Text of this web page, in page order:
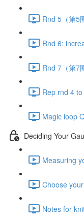
Rnd 5（第5
Rnd 6:
Rnd 7（第7
Rep rnd 4
Magic loop
Deciding Your
Measuring
Choose
Notes for